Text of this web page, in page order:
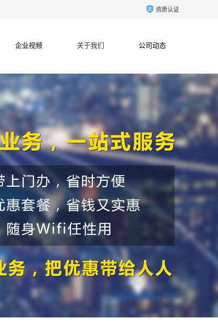
资质认证
企业视频 关于我们 公司动态
联系方式